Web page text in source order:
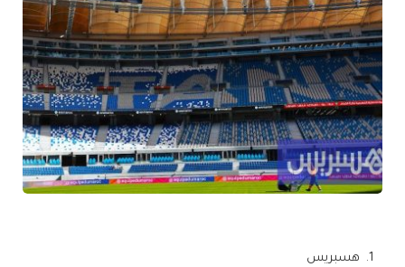
هسبريس